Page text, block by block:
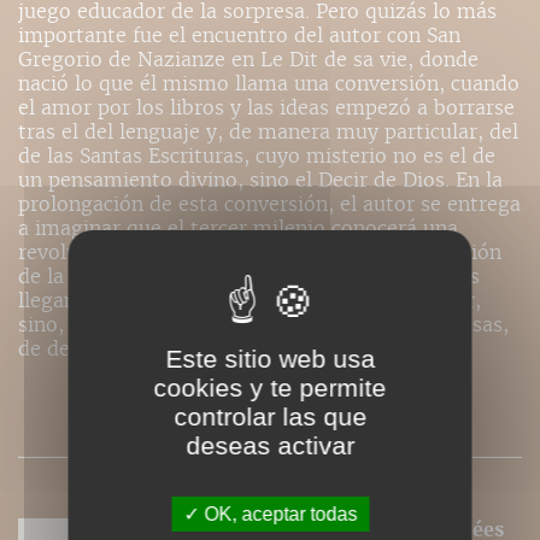
juego educador de la sorpresa. Pero quizás lo más
importante fue el encuentro del autor con San
Gregorio de Nazianze en Le Dit de sa vie, donde
nació lo que él mismo llama una conversión, cuando
el amor por los libros y las ideas empezó a borrarse
tras el del lenguaje y, de manera muy particular, del
de las Santas Escrituras, cuyo misterio no es el de
un pensamiento divino, sino el Decir de Dios. En la
prolongación de esta conversión, el autor se entrega
a imaginar que el tercer milenio conocerá una
revolución tan importante como la de la invención
de la imprenta, pero a la inversa, si los hombres
llegan a no sorprenderse ya de pensar y escribir,
sino, a la imagen de Aquel que dice y son las cosas,
de decir a su vez.
SOMMAIRE
Nos ePubs sont des versions adaptées
Este sitio web usa
cookies y te permite
controlar las que
deseas activar
OK, aceptar todas